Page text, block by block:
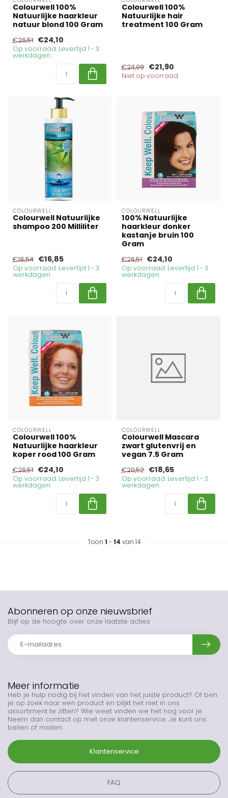
Colourwell 100%
Natuurlijke haarkleur
natuur blond 100 Gram
€26,51 €24,10
Op voorraad. Levertijd 1 - 3
werkdagen
Colourwell 100%
Natuurlijke hair
treatment 100 Gram
€24,09 €21,90
Niet op voorraad
COLOURWELL
Colourwell Natuurlijke
shampoo 200 Milliliter
€18,54 €16,85
Op voorraad. Levertijd 1 - 3
werkdagen
COLOURWELL
100% Natuurlijke
haarkleur donker
kastanje bruin 100
Gram
€26,51 €24,10
Op voorraad. Levertijd 1 - 3
werkdagen
COLOURWELL
Colourwell 100%
Natuurlijke haarkleur
koper rood 100 Gram
€26,51 €24,10
Op voorraad. Levertijd 1 - 3
werkdagen
COLOURWELL
Colourwell Mascara
zwart glutenvrij en
vegan 7.5 Gram
€20,52 €18,65
Op voorraad. Levertijd 1 - 3
werkdagen
Toon 1 - 14 van 14
Meer informatie
Heb je hulp nodig bij het vinden van het juiste product? Of ben
je op zoek naar een product en blijkt het niet in ons
assortiment te zitten? Wie weet vinden we het nog voor je.
Neem dan contact op met onze klantenservice. Je kunt ons
bellen of mailen.
Klantenservice
FAQ
Abonneren op onze nieuwsbrief
Blijf op de hoogte over onze laatste acties